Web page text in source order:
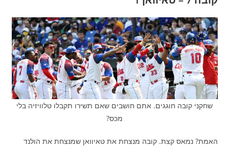
שחקני קובה חוגגים. אתם חושבים שאם תשירו תקבלו טלוויזיה בלי
מכס?
האמת? נמאס קצת. קובה מנצחת את טאיוואן שמנצחת את הולנד